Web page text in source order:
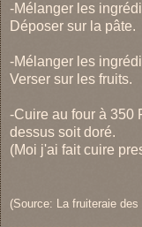
-Mélanger les
Déposer sur la pâte.
-Mélanger les
Verser sur les fruits.
-Cuire au four à 350
dessus soit doré.
(Moi j'ai fait cuire
(Source: La fruiteraie des